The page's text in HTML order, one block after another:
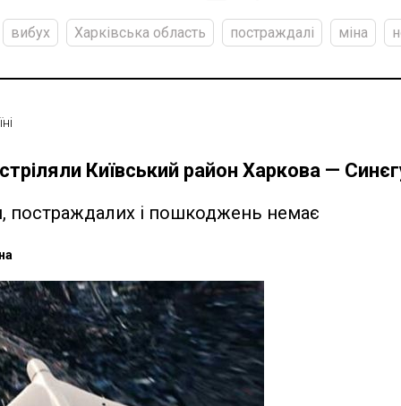
вибух Харківська область постраждалі міна
Київський район Харкова —
постраждалих і пошкоджень немає